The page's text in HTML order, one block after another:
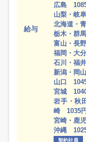
給与
広島
山梨・岐
北海道・
栃木・群
富山・長
福岡・大
石川・福
新潟・岡
山口
宮城
岩手・秋
崎 1035円
宮崎・鹿
沖縄
契約社員